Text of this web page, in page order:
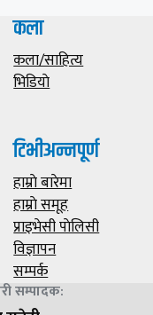
कला
कला/साहित्य
भिडियाे
टिभीअन्नपूर्ण
हाम्राे बारेमा
हाम्राे समूह
प्राइभेसी पाेलिसी
विज्ञापन
सम्पर्क
सम्पादक: